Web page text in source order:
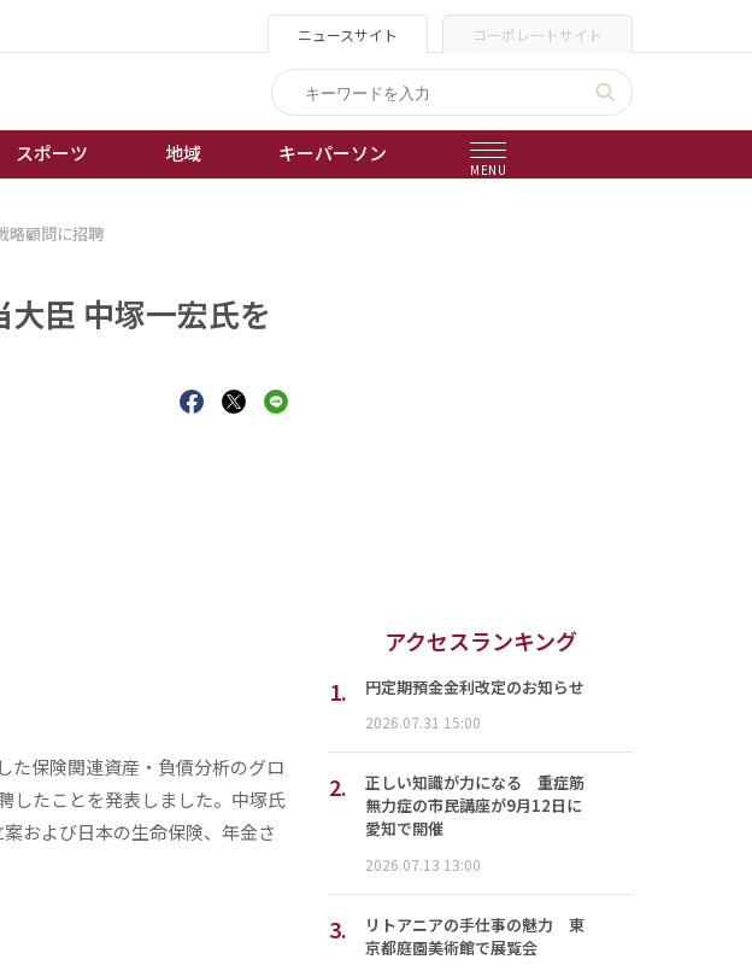
ニュースサイト コーポレートサイト
スポーツ 地域 キーパーソン
MENU
誰もが輝いて働く社会へ
オートレース
略顧問に招聘
臣 中塚一宏氏を
た保険関連資産・負債分析のグロ
したことを発表しました。中塚氏
および日本の生命保険、年金さ
アクセスランキング
1.
円定期預金金利改定のお知らせ
2026.07.31 15:00
2.
正しい知識が力になる 重症筋
無力症の市民講座が9月12日に
愛知で開催
2026.07.13 13:00
3.
リトアニアの手仕事の魅力 東
京都庭園美術館で展覧会